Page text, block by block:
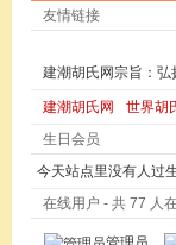
友情链接
建潮胡氏网宗旨：
建潮胡氏网 世界胡
生日会员
今天站点里没有人过
在线用户 - 共 77 人